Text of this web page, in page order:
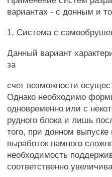
вариантах - с донным и
1. Система с
Данный вариант
за
счет возможности
Однако необходимо
одновременно или с
рудного блока и лишь
того, при донном
выработок намного
необходимость
соответственно